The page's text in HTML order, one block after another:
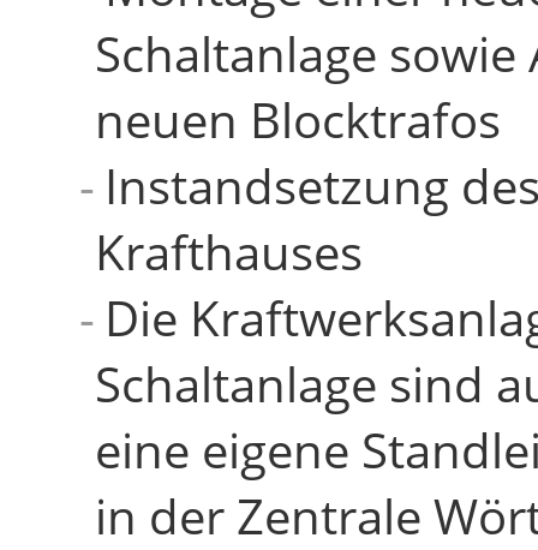
Schaltanlage
neuen Blocktrafos
Instandsetzung
Krafthauses
Die
Schaltanlage sind
eine eigene
in der Zentrale